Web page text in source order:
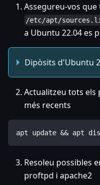
Assegureu-vos
/etc/apt/
a Ubuntu 22.04 es
Dipòsits d'Ubuntu
Actualitzeu tots els
més recents
apt update && apt
Resoleu possibles
proftpd i apache2